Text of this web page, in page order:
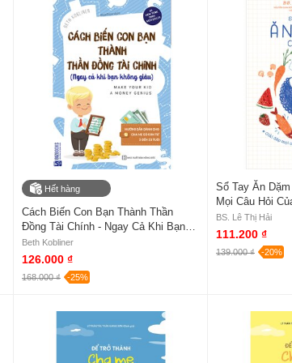
Hết hàng
Cách Biến Con Bạn Thành Thần
Đồng Tài Chính - Ngay Cả Khi Bạn
Không Giàu
Beth Kobliner
126.000 ₫
168.000 ₫ -25%
Sổ Tay Ăn
Mọi Câu Hỏi
BS. Lê Thị Hải
BS. Lê Thị Hải
111.200 ₫
139.000 ₫ -20%